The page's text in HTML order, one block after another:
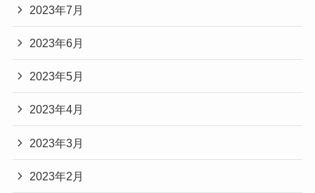
2023年7月
2023年6月
2023年5月
2023年4月
2023年3月
2023年2月